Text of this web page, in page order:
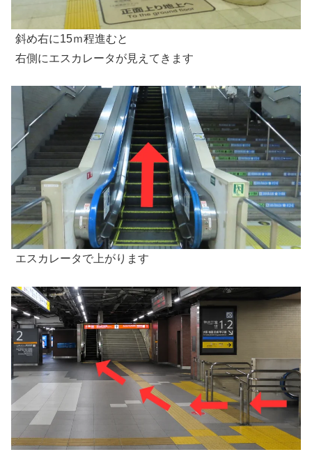
斜め右に15ｍ程進むと
右側にエスカレータが見えてきます
エスカレータで上がります